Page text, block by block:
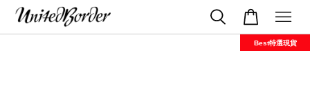
Best特選現貨